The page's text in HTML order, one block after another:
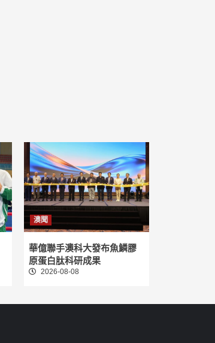
澳聞
華億聯手澳科大發布魚鱗膠
原蛋白肽科研成果
2026-08-08